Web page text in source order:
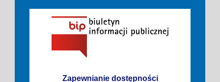
Zapewnianie dostępności